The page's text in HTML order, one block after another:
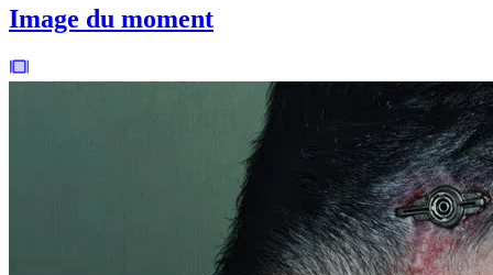
Image du moment